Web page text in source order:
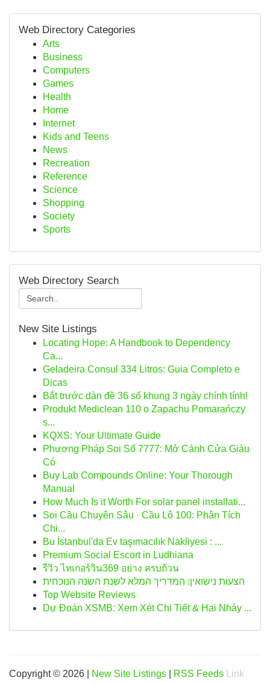
Web Directory Categories
Arts
Business
Computers
Games
Health
Home
Internet
Kids and Teens
News
Recreation
Reference
Science
Shopping
Society
Sports
Web Directory Search
New Site Listings
Locating Hope: A Handbook to Dependency
Ca...
Geladeira Consul 334 Litros: Guia Completo e
Dicas
Bắt trước dàn đề 36 số khung 3 ngày chính tính!
Produkt Mediclean 110 o Zapachu Pomarańczy
s...
KQXS: Your Ultimate Guide
Phương Pháp Soi Số 7777: Mở Cánh Cửa Giàu
Có
Buy Lab Compounds Online: Your Thorough
Manual
How Much Is it Worth For solar panel installati...
Soi Cầu Chuyên Sâu · Cầu Lô 100: Phân Tích
Chi...
Bu İstanbul'da Ev taşımacılık Nakliyesi : ...
Premium Social Escort in Ludhiana
รีวิว ไทเกอร์วิน369 อย่าง ครบถ้วน
הצעות נישואין: המדריך המלא לשנת השנה הנוכחית
Top Website Reviews
Dự Đoán XSMB: Xem Xét Chi Tiết & Hai Nháy ...
Copyright © 2026 | New Site Listings RSS Feeds
Link